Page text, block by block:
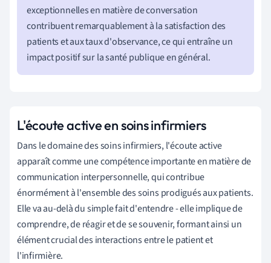
exceptionnelles en matière de conversation
contribuent remarquablement à la satisfaction des
patients et aux taux d'observance, ce qui entraîne un
impact positif sur la santé publique en général.
L'écoute active en soins infirmiers
Dans le domaine des soins infirmiers, l'écoute active
apparaît comme une compétence importante en matière de
communication interpersonnelle, qui contribue
énormément à l'ensemble des soins prodigués aux patients.
Elle va au-delà du simple fait d'entendre - elle implique de
comprendre, de réagir et de se souvenir, formant ainsi un
élément crucial des interactions entre le patient et
l'infirmière.